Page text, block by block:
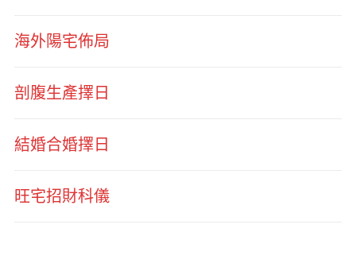
海外陽宅佈局
剖腹生產擇日
結婚合婚擇日
旺宅招財科儀